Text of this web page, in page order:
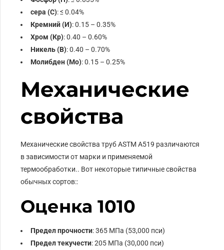
сера (С): ≤ 0.04%
Кремний (И): 0.15 – 0.35%
Хром (Кр): 0.40 – 0.60%
Никель (В): 0.40 – 0.70%
Молибден (Мо): 0.15 – 0.25%
Механические
свойства
Механические свойства труб ASTM A519 различаются
в зависимости от марки и применяемой
термообработки.. Вот некоторые типичные свойства
обычных сортов::
Оценка 1010
Предел прочности: 365 МПа (53,000 пси)
Предел текучести: 205 МПа (30,000 пси)